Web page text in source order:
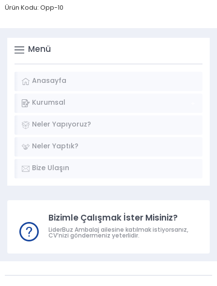
Ürün Kodu: Opp-10
Menü
Anasayfa
Kurumsal
Neler Yapıyoruz?
Neler Yaptık?
Bize Ulaşın
Bizimle Çalışmak İster Misiniz?
LiderBuz Ambalaj ailesine katılmak istiyorsanız,
CV’nizi göndermeniz yeterlidir.